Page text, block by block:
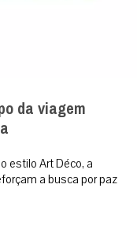
da viagem
estilo Art Déco, a
a busca por paz